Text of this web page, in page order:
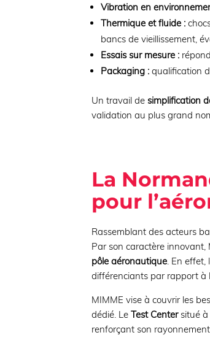
Vibration en
Thermique et fluide :
bancs de vieillissement,
Essais sur mesure :
Packaging :qualification
Un travail desimplification
validation au plus grand
La
pour
Rassemblant des acteurs
Par son caractère innovant,
pôle aéronautique. En effet,
différenciants par rapport à
MIMME vise à couvrir les
dédié. LeTest Centersitué à
renforçant son